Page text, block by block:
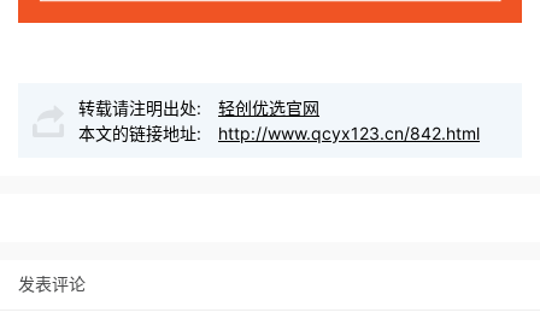
转载请注明出处:
轻创优选官网
本文的链接地址:
http://www.qcyx123.cn/842.html
发表评论